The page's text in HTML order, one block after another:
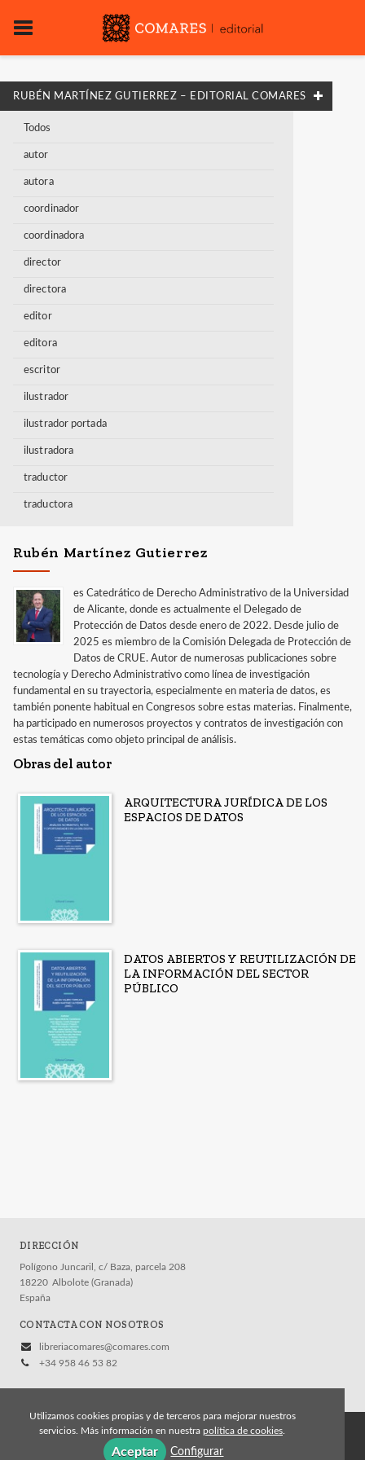
RUBÉN MARTÍNEZ GUTIERREZ – EDITORIAL COMARES
Todos
autor
autora
coordinador
coordinadora
director
directora
editor
editora
escritor
ilustrador
ilustrador portada
ilustradora
traductor
traductora
Rubén Martínez Gutierrez
es Catedrático de Derecho Administrativo de la Universidad
de Alicante, donde es actualmente el Delegado de
Protección de Datos desde enero de 2022. Desde julio de
2025 es miembro de la Comisión Delegada de Protección de
Datos de CRUE. Autor de numerosas publicaciones sobre
tecnología y Derecho Administrativo como línea de investigación
fundamental en su trayectoria, especialmente en materia de datos, es
también ponente habitual en Congresos sobre estas materias. Finalmente,
ha participado en numerosos proyectos y contratos de investigación con
estas temáticas como objeto principal de análisis.
Obras del autor
ARQUITECTURA JURÍDICA DE LOS
ESPACIOS DE DATOS
DATOS ABIERTOS Y REUTILIZACIÓN DE
LA INFORMACIÓN DEL SECTOR
PÚBLICO
DIRECCIÓN
Polígono Juncaril, c/ Baza, parcela 208
18220 Albolote (Granada)
España
CONTACTA CON NOSOTROS
libreriacomares@comares.com
+34 958 46 53 82
© 2026, Editorial Comares
Política de cookies Política de privacidad
Utilizamos cookies propias y de terceros para mejorar nuestros
servicios. Más información en nuestra política de cookies
Aceptar Configurar